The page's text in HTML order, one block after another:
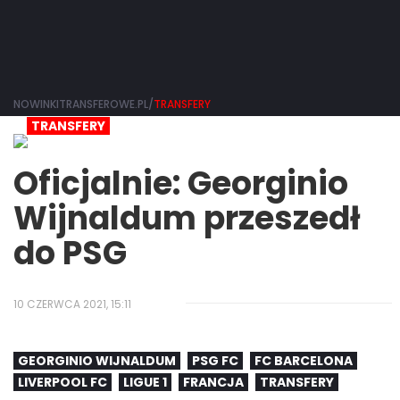
NOWINKITRANSFEROWE.PL/TRANSFERY
TRANSFERY
Oficjalnie: Georginio
Wijnaldum przeszedł
do PSG
10 CZERWCA 2021, 15:11
GEORGINIO WIJNALDUM PSG FC
FC BARCELONA
LIVERPOOL FC
LIGUE 1 FRANCJA TRANSFERY